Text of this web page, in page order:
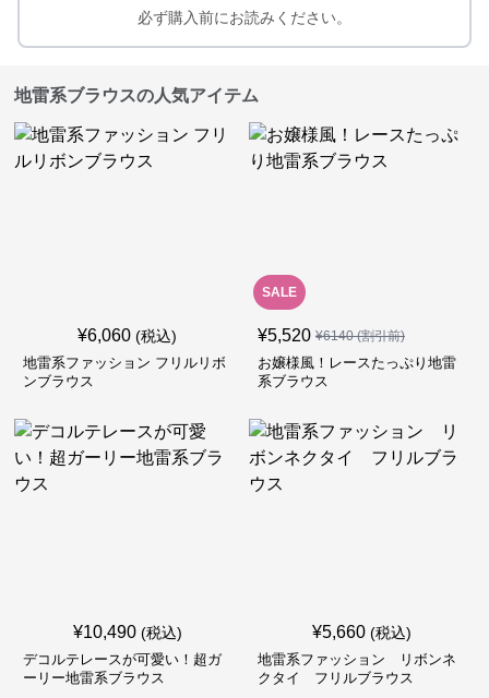
必ず購入前にお読みください。
地雷系ブラウスの人気アイテム
¥6,060 (税込)
地雷系ファッション フリルリボ
ンブラウス
SALE
¥5,520 ¥6140(割引前)
お嬢様風！レースたっぷり地雷
系ブラウス
¥10,490 (税込)
デコルテレースが可愛い！超ガ
ーリー地雷系ブラウス
¥5,660 (税込)
地雷系ファッション リボンネ
クタイ フリルブラウス